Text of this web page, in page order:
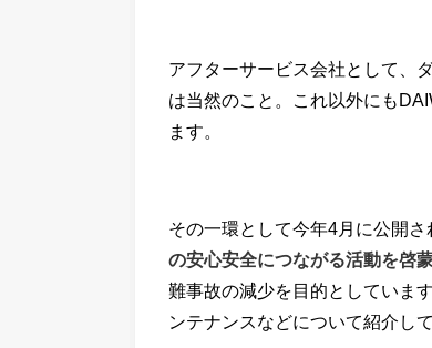
アフターサービス会社として、
は当然のこと。これ以外にも
ます。
その一環として今年4月に公開さ
の安心安全につながる活動を啓
難事故の減少を目的としていま
ンテナンスなどについて紹介し